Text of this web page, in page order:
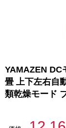
YAMAZEN DC
畳 上下左右自
類乾燥モード